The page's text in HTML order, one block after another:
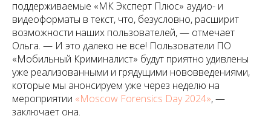
поддерживаемые «МК Эксперт Плюс» аудио- и
видеоформаты в текст, что, безусловно, расширит
возможности наших пользователей, — отмечает
Ольга. — И это далеко не все! Пользователи ПО
«Мобильный Криминалист» будут приятно удивлены
уже реализованными и грядущими нововведениями,
которые мы анонсируем уже через неделю на
мероприятии «Moscow Forensics Day 2024», —
заключает она.